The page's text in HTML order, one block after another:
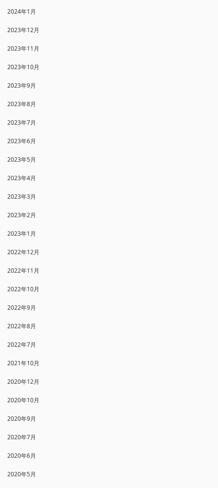
2024年1月
2023年12月
2023年11月
2023年10月
2023年9月
2023年8月
2023年7月
2023年6月
2023年5月
2023年4月
2023年3月
2023年2月
2023年1月
2022年12月
2022年11月
2022年10月
2022年9月
2022年8月
2022年7月
2021年10月
2020年12月
2020年10月
2020年9月
2020年7月
2020年6月
2020年5月